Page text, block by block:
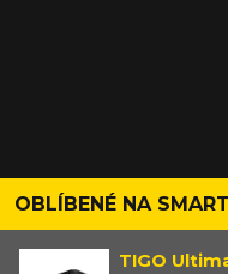
OBLÍBENÉ NA
TIGO